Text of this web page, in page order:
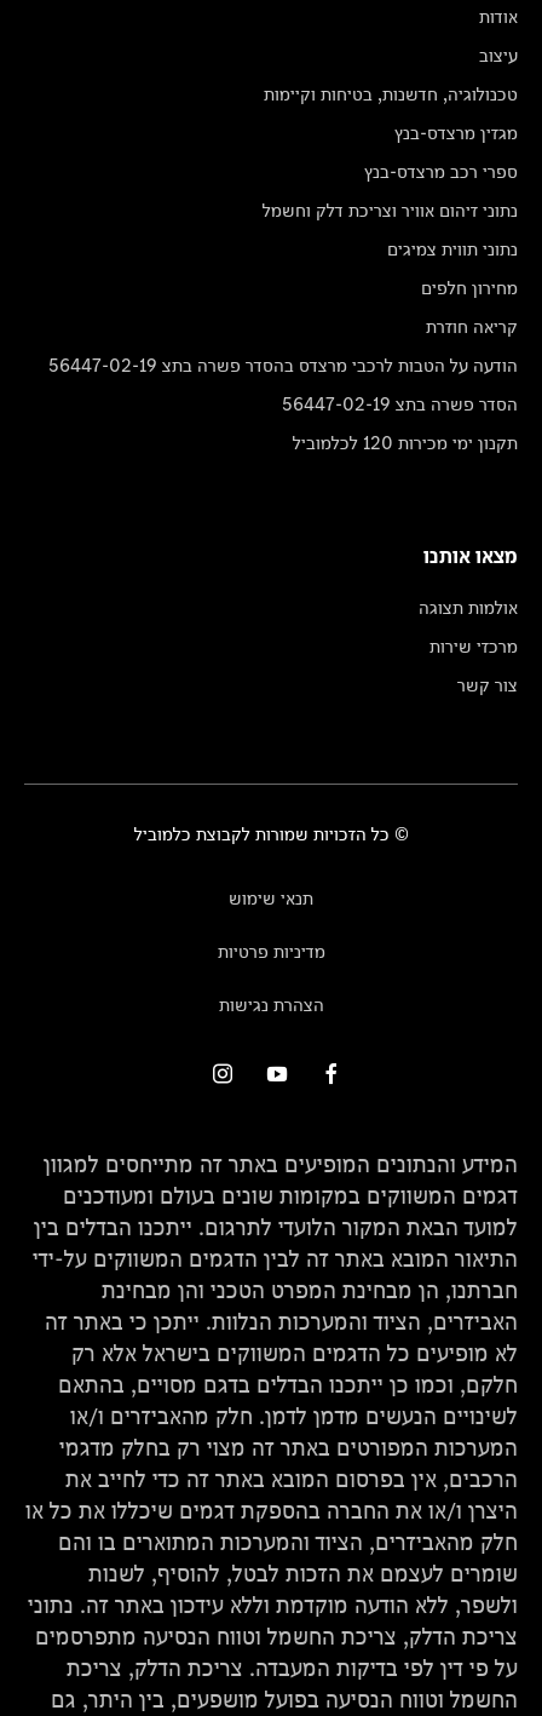
אודות
עיצוב
טכנולוגיה, חדשנות, בטיחות וקיימות
מגזין מרצדס-בנץ
ספרי רכב מרצדס-בנץ
נתוני זיהום אוויר וצריכת דלק וחשמל
נתוני תווית צמיגים
מחירון חלפים
קריאה חוזרת
הודעה על הטבות לרכבי מרצדס בהסדר פשרה בתצ 56447-02-19
הסדר פשרה בתצ 56447-02-19
תקנון ימי מכירות 120 לכלמוביל
מצאו אותנו
אולמות תצוגה
מרכזי שירות
צור קשר
© כל הזכויות שמורות לקבוצת כלמוביל
תנאי שימוש
מדיניות פרטיות
הצהרת נגישות
המידע והנתונים המופיעים באתר זה מתייחסים למגוון
דגמים המשווקים במקומות שונים בעולם ומעודכנים
למועד הבאת המקור הלועדי לתרגום. ייתכנו הבדלים בין
התיאור המובא באתר זה לבין הדגמים המשווקים על-ידי
חברתנו, הן מבחינת המפרט הטכני והן מבחינת
האביזרים, הציוד והמערכות הנלוות. ייתכן כי באתר זה
לא מופיעים כל הדגמים המשווקים בישראל אלא רק
חלקם, וכמו כן ייתכנו הבדלים בדגם מסויים, בהתאם
לשינויים הנעשים מדמן לדמן. חלק מהאביזרים ו/או
המערכות המפורטים באתר זה מצוי רק בחלק מדגמי
הרכבים, אין בפרסום המובא באתר זה כדי לחייב את
היצרן ו/או את החברה בהספקת דגמים שיכללו את כל או
חלק מהאביזרים, הציוד והמערכות המתוארים בו והם
שומרים לעצמם את הזכות לבטל, להוסיף, לשנות
ולשפר, ללא הודעה מוקדמת וללא עידכון באתר זה. נתוני
צריכת הדלק, צריכת החשמל וטווח הנסיעה מתפרסמים
על פי דין לפי בדיקות המעבדה. צריכת הדלק, צריכת
החשמל וטווח הנסיעה בפועל מושפעים, בין היתר, גם